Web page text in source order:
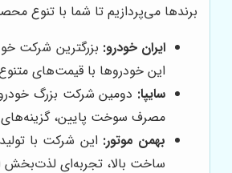
برندها می‌پردازیم تا شما با تنوع
ایران خودرو:
این خودروها با قیمت‌های
سایپا: دومین شرکت بزرگ
مصرف سوخت پایین، گزینه‌های
بهمن موتور:
ساخت بالا، تجربه‌ای لذت‌بخش